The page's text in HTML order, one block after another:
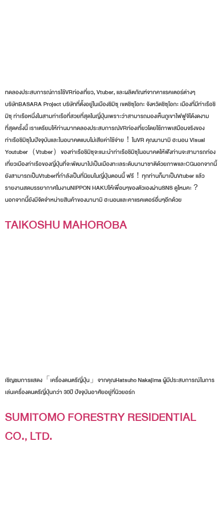
ทดลองประสบการณ์การใช้VRท่องเที่ยว, Vtuber, และผลิตภัณฑ์จากคาแรคเตอร์ต่างๆ
บริษัทBASARA Project บริษัทที่ตั้งอยู่ในเมืองชิมิซุ เขตชิซุโอกะ จังหวัดชิซุโอกะ เมืองที่มีท่าเรือชิ
มิซุ ท่าเรือหนึ่งในสามท่าเรือที่สวยที่สุดในญี่ปุ่นเพราะว่าสามารถมองเห็นภูเขาไฟฟูจิได้งดงาม
ที่สุดครั้งนี้ เราเตรียมให้ท่านมาทดลองประสบการณ์VRท่องเที่ยวโดยใช้ภาพเสมือนจริงของ
ท่าเรือชิมิซุในปัจจุบันและในอนาคตแบบไม่เสียค่าใช้จ่าย！ในVR คุณนานามิ ฮะนอน Visual
Youtuber（Vtuber）ของท่าเรือชิมิซุจะแนะนำท่าเรือชิมิซุในอนาคตให้ฟังท่านจะสามารถท่อง
เที่ยวเมืองท่าเรือของญี่ปุ่นที่จะพัฒนาไปเป็นเมืองทะเลระดับนานาชาติด้วยภาพและCGนอกจากนี้
ยังสามารถเป็นVtuberที่กำลังเป็นที่นิยมในญี่ปุ่นตอนนี้ ฟรี！ทุกท่านก็มาเป็นVtuber แล้ว
รายงานสดบรรยากาศในงานNIPPON HAKUให้เพื่อนๆของตัวเองผ่านSNS ดูไหมคะ？
นอกจากนี้ยังมีจัดจำหน่ายสินค้าของนานามิ ฮะนอนและคาแรคเตอร์อื่นๆอีกด้วย
TAIKOSHU MAHOROBA
เชิญชมการแสดง「เครื่องดนตรีญี่ปุ่น」จากคุณHatsuho Nakajima ผู้มีประสบการณ์ในการ
เล่นเครื่องดนตรีญี่ปุ่นกว่า 30ปี ปัจจุบันอาศัยอยู่ที่นิวยอร์ก
SUMITOMO FORESTRY RESIDENTIAL
CO., LTD.